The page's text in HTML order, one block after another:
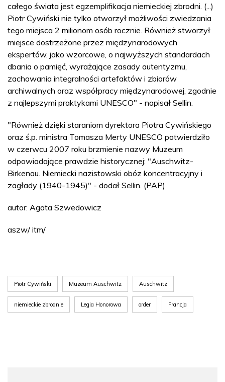
całego świata jest egzemplifikacja niemieckiej zbrodni. (...)
Piotr Cywiński nie tylko otworzył możliwości zwiedzania
tego miejsca 2 milionom osób rocznie. Również stworzył
miejsce dostrzeżone przez międzynarodowych
ekspertów, jako wzorcowe, o najwyższych standardach
dbania o pamięć, wyrażające zasady autentyzmu,
zachowania integralności artefaktów i zbiorów
archiwalnych oraz współpracy międzynarodowej, zgodnie
z najlepszymi praktykami UNESCO" - napisał Sellin.
"Również dzięki staraniom dyrektora Piotra Cywińskiego
oraz ś.p. ministra Tomasza Merty UNESCO potwierdziło
w czerwcu 2007 roku brzmienie nazwy Muzeum
odpowiadające prawdzie historycznej: "Auschwitz-
Birkenau. Niemiecki nazistowski obóz koncentracyjny i
zagłady (1940-1945)" - dodał Sellin. (PAP)
autor: Agata Szwedowicz
aszw/ itm/
Piotr Cywiński Muzeum Auschwitz Auschwitz
niemieckie zbrodnie Legia Honorowa order Francja